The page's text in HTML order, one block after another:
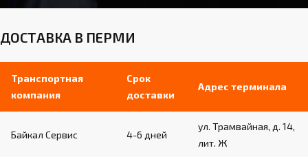
ДОСТАВКА В ПЕРМИ
Транспортная
компания
Срок
доставки
Адрес терминала
Байкал Сервис 4-6 дней
ул. Трамвайная, д. 14,
лит. Ж